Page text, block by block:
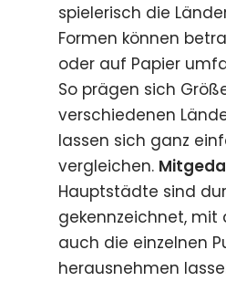
spielerisch die
Formen können
oder auf Papier
So prägen sich
verschiedenen
lassen sich ganz
vergleichen.
Hauptstädte sind
gekennzeichnet, mit
auch die einzelnen
herausnehmen